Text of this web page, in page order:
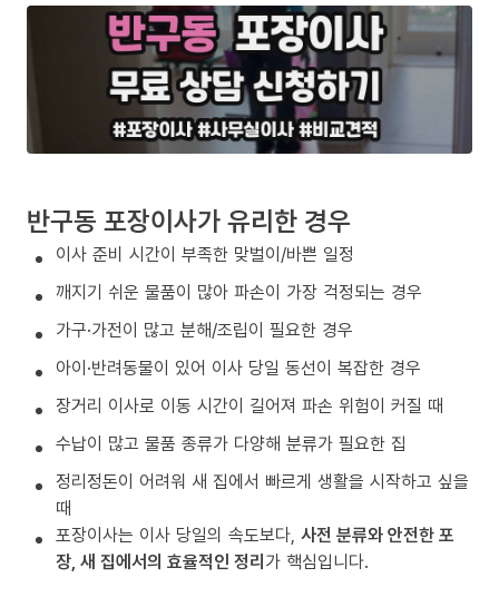
반구동 포장이사가 유리한 경우
이사 준비 시간이 부족한 맞벌이/바쁜 일정
깨지기 쉬운 물품이 많아 파손이 가장 걱정되는 경우
가구·가전이 많고 분해/조립이 필요한 경우
아이·반려동물이 있어 이사 당일 동선이 복잡한 경우
장거리 이사로 이동 시간이 길어져 파손 위험이 커질 때
수납이 많고 물품 종류가 다양해 분류가 필요한 집
정리정돈이 어려워 새 집에서 빠르게 생활을 시작하고 싶을
때
포장이사는 이사 당일의 속도보다, 사전 분류와 안전한 포
장, 새 집에서의 효율적인 정리가 핵심입니다.